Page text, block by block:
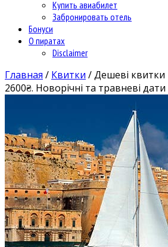
Купить авиабилет
Забронировать отель
Бонуси
О пиратах
Disclaimer
Главная / Квитки /Дешеві квитки
2600₴. Новорічні та травневі